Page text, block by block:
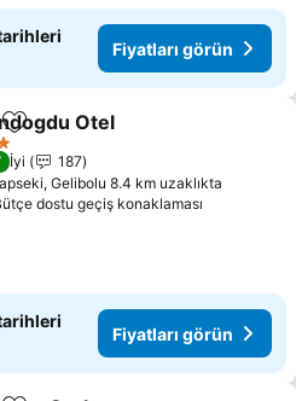
Fiyatları görün
Favorilerime ekle
Otel
İyi
187
Gelibolu 8.4 km uzaklıkta
dostu geçiş konaklaması
Fiyatları görün